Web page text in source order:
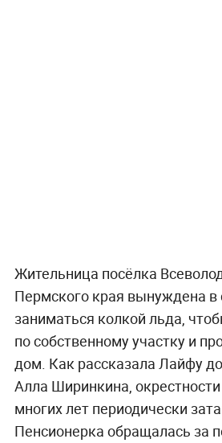
Жительница посёлка
Пермского края вынуждена в
заниматься колкой льда,
по собственному участку и
дом. Как рассказала Лайфу
Алла Ширинкина,
многих лет периодически
Пенсионерка обращалась за